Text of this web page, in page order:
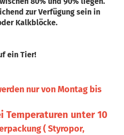
zur Verfügung sein in
oder Kalkblöcke.
ein Tier!
nur von Montag bis
Temperaturen unter 10
( Styropor,